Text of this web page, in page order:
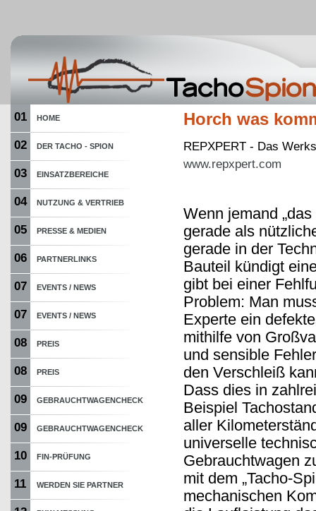
01 HOME
02 DER TACHO - SPION
03 EINSATZBEREICHE
04 NUTZUNG & VERTRIEB
05 PRESSE & MEDIEN
06 PARTNERLINKS
07 EVENTS / NEWS
07 EVENTS / NEWS
08 PREIS
08 PREIS
09 GEBRAUCHTWAGENCHECK
09 GEBRAUCHTWAGENCHECK
10 FIN-PRÜFUNG
11 WERDEN SIE PARTNER
Horch was
REPXPERT - Das
www.repxpert.com
Wenn jemand
gerade als
gerade in der
Bauteil kündigt
gibt bei einer
Problem: Man
Experte ein
mithilfe von
und sensible
den Verschleiß
Dass dies in
Beispiel
aller
universelle
Gebrauchtwagen
mit dem „Tacho-
mechanischen